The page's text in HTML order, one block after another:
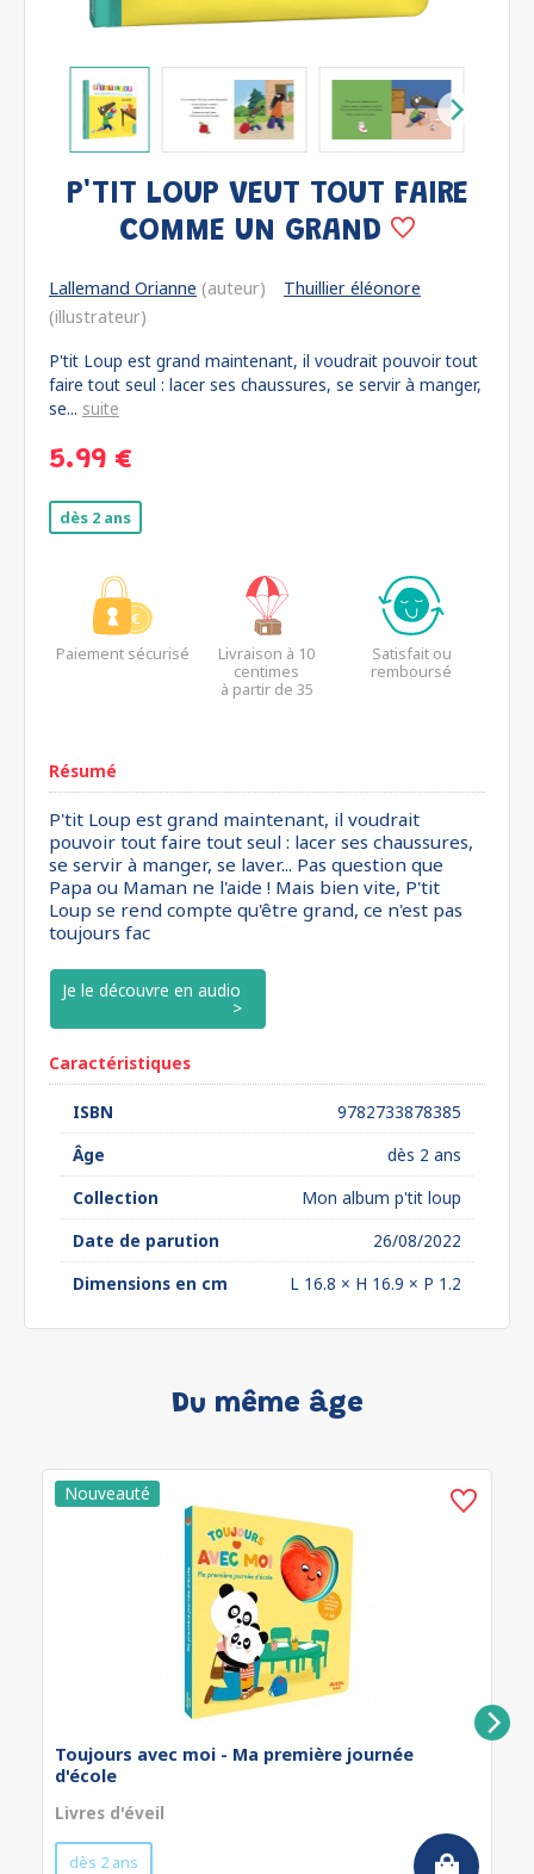
P'TIT LOUP VEUT TOUT FAIRE
COMME UN GRAND
Lallemand Orianne (auteur)
Thuillier éléonore
(illustrateur)
P'tit Loup est grand maintenant, il voudrait pouvoir tout
faire tout seul : lacer ses chaussures, se servir à manger,
se... suite
5.99 €
dès 2 ans
Paiement sécurisé
Livraison à 10
centimes
à partir de 35
Satisfait ou
remboursé
Résumé
P'tit Loup est grand maintenant, il voudrait
pouvoir tout faire tout seul : lacer ses chaussures,
se servir à manger, se laver... Pas question que
Papa ou Maman ne l'aide ! Mais bien vite, P'tit
Loup se rend compte qu'être grand, ce n'est pas
toujours fac
Je le découvre en audio
Caractéristiques
ISBN
9782733878385
Âge
dès 2 ans
Collection
Mon album p'tit loup
Date de parution
26/08/2022
Dimensions en cm
L 16.8 × H 16.9 × P 1.2
Du même âge
Toujours avec moi - Ma première journée
d'école
Livres d'éveil
dès 2 ans